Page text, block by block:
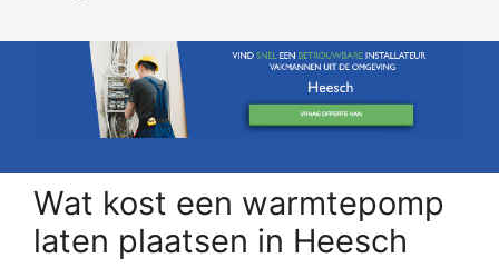
Wat kost een warmtepomp
laten plaatsen in Heesch